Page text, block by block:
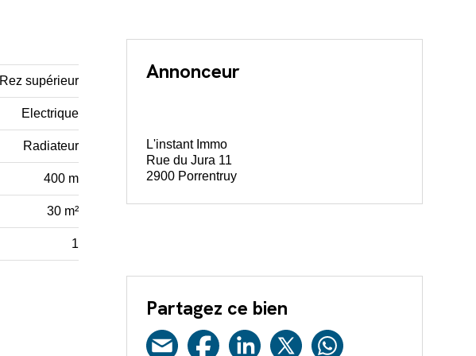
Rez supérieur
Electrique
Radiateur
400 m
30 m²
1
Annonceur
L'instant Immo
Rue du Jura 11
2900 Porrentruy
Partagez ce bien